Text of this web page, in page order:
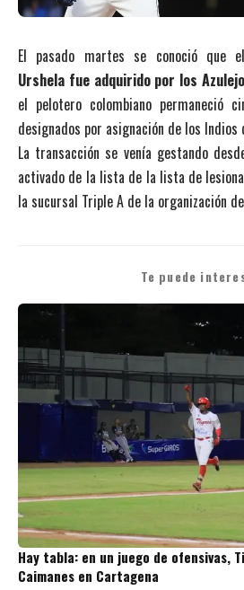
El pasado martes se conoció que
Urshela fue adquirido por los
el pelotero colombiano permaneció
designados por asignación de los Indios
La transacción se venía gestando
activado de la lista de la lista de
la sucursal Triple A de la organización
Te puede
Hay tabla: en un juego de ofensivas,
Caimanes en Cartagena